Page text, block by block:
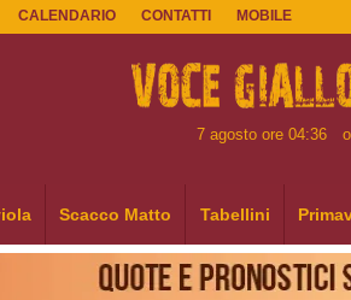
CALENDARIO CONTATTI MOBILE
7 agosto ore 04:36
Scacco Matto Tabellini